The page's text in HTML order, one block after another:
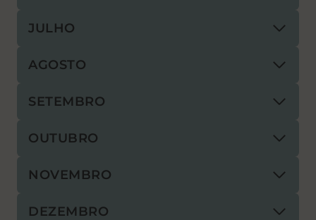
JULHO
AGOSTO
SETEMBRO
OUTUBRO
NOVEMBRO
DEZEMBRO